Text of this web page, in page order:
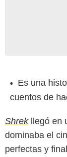
Es una
cuentos de
Shrek llegó en
dominaba el
perfectas y